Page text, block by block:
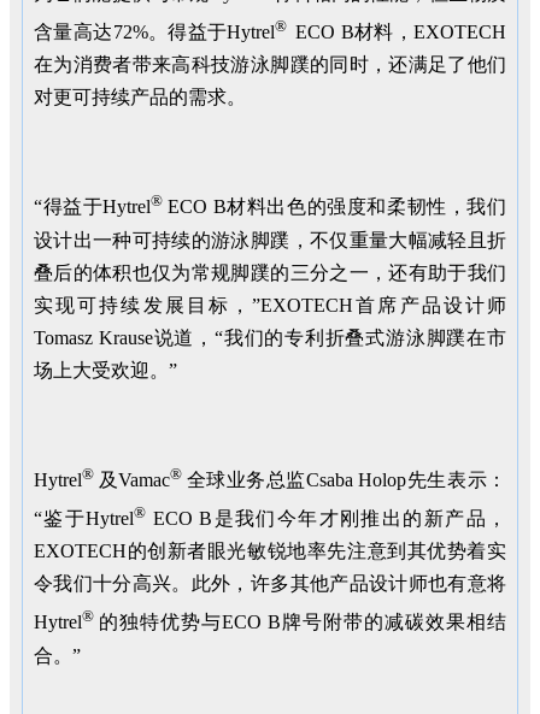
含量高达72%。得益于Hytrel® ECO B材料，EXOTECH
在为消费者带来高科技游泳脚蹼的同时，还满足了他们
对更可持续产品的需求。
“得益于Hytrel®ECO B材料出色的强度和柔韧性，我们
设计出一种可持续的游泳脚蹼，不仅重量大幅减轻且折
叠后的体积也仅为常规脚蹼的三分之一，还有助于我们
实现可持续发展目标，”EXOTECH首席产品设计师
Tomasz Krause说道，“我们的专利折叠式游泳脚蹼在市
场上大受欢迎。”
Hytrel® 及Vamac® 全球业务总监Csaba Holop先生表示：
“鉴于Hytrel® ECO B是我们今年才刚推出的新产品，
EXOTECH的创新者眼光敏锐地率先注意到其优势着实
令我们十分高兴。此外，许多其他产品设计师也有意将
Hytrel® 的独特优势与ECO B牌号附带的减碳效果相结
合。”